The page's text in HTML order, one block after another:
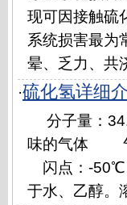
现可因接触
系统损害最
晕、乏力、共
·硫化氢详细
分子量：
味的气体
闪点：-
于水、乙醇。